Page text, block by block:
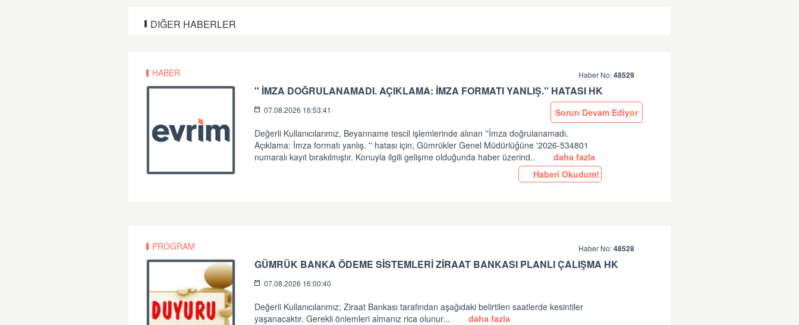
DIĞER HABERLER
HABER Haber No:48529
'' İMZA DOĞRULANAMADI. AÇIKLAMA: İMZA FORMATI YANLIŞ.'' HATASI HK
07.08.2026 16:53:41
Sorun Devam Ediyor
Değerli Kullanıcılarımız, Beyanname tescil işlemlerinde alınan ''İmza doğrulanamadı.
Açıklama: İmza formatı yanlış. '' hatası için, Gümrükler Genel Müdürlüğüne '2026-534801
numaralı kayıt bırakılmıştır. Konuyla ilgili gelişme olduğunda haber üzerind..
daha fazla
Haberi Okudum!
PROGRAM Haber No:48528
GÜMRÜK BANKA ÖDEME SİSTEMLERİ ZİRAAT BANKASI PLANLI ÇALIŞMA HK
07.08.2026 16:00:40
Değerli Kullanıcılarımız; Ziraat Bankası tarafından aşağıdaki belirtilen saatlerde kesintiler
yaşanacaktır. Gerekli önlemleri almanız rica olunur...
daha fazla